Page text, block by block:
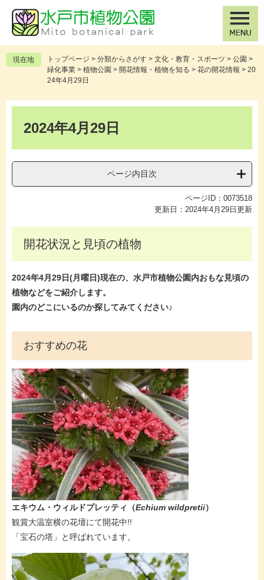
の
先
頭
ー
を
飛
現在地 トップページ > 分類からさがす > 文化・教育・スポーツ > 公園 >
緑化事業 > 植物公園 > 開花情報・植物を知る > 花の開花情報 > 20
24年4月29日
2024年4月29日
ページ内目次
ページID：0073518
更新日：2024年4月29日更新
開花状況と見頃の植物
2024年4月29日(月曜日)現在の、水戸市植物公園内おもな見頃の
植物などをご紹介します。
園内のどこにいるのか探してみてください♪
おすすめの花
エキウム・ウィルドプレッティ​（Echium wildpretii）
​​観賞大温室横の花壇にて開花中!!
「宝石の塔」と呼ばれています。